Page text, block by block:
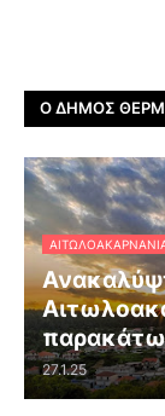
Ο ΔΉΜΟΣ
παρακάτω
27.1.25